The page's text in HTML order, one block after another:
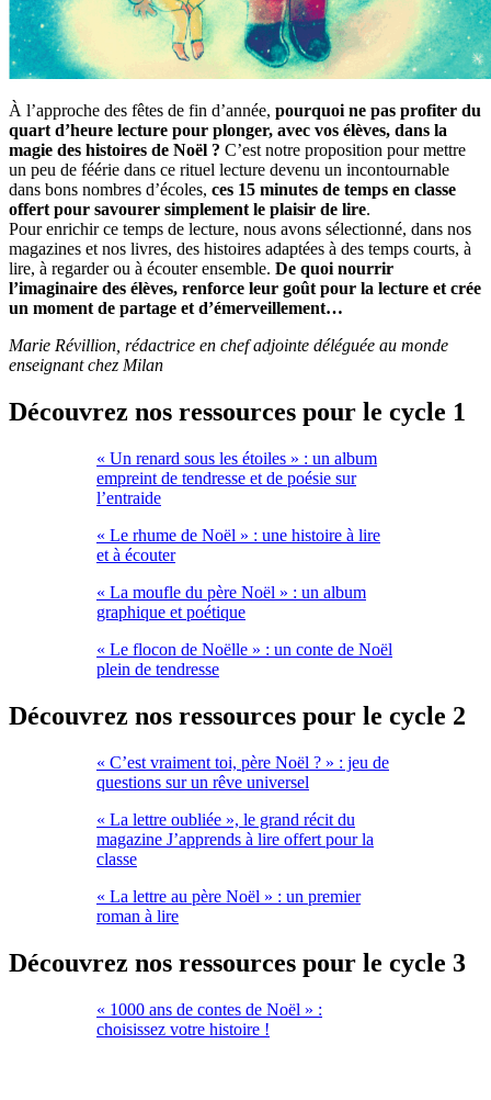
À l’approche des fêtes de fin d’année, pourquoi ne pas profiter du
quart d’heure lecture pour plonger, avec vos élèves, dans la
magie des histoires de Noël ? C’est notre proposition pour mettre
un peu de féérie dans ce rituel lecture devenu un incontournable
dans bons nombres d’écoles, ces 15 minutes de temps en classe
offert pour savourer simplement le plaisir de lire.
Pour enrichir ce temps de lecture, nous avons sélectionné, dans nos
magazines et nos livres, des histoires adaptées à des temps courts, à
lire, à regarder ou à écouter ensemble. De quoi nourrir
l’imaginaire des élèves, renforce leur goût pour la lecture et crée
un moment de partage et d’émerveillement…
Marie Révillion, rédactrice en chef adjointe déléguée au monde
enseignant chez Milan
Découvrez nos ressources pour le cycle 1
« Un renard sous les étoiles » : un album
empreint de tendresse et de poésie sur
l’entraide
« Le rhume de Noël » : une histoire à lire
et à écouter
« La moufle du père Noël » : un album
graphique et poétique
« Le flocon de Noëlle » : un conte de Noël
plein de tendresse
Découvrez nos ressources pour le cycle 2
« C’est vraiment toi, père Noël ? » : jeu de
questions sur un rêve universel
« La lettre oubliée », le grand récit du
magazine J’apprends à lire offert pour la
classe
« La lettre au père Noël » : un premier
roman à lire
Découvrez nos ressources pour le cycle 3
« 1000 ans de contes de Noël » :
choisissez votre histoire !